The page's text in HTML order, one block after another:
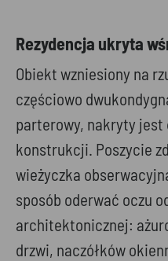
Rezydencja ukryta
Obiekt wzniesiony na
częściowo
parterowy, nakryty jest
konstrukcji. Poszycie
wieżyczka
sposób oderwać oczu
architektonicznej:
drzwi, naczółków